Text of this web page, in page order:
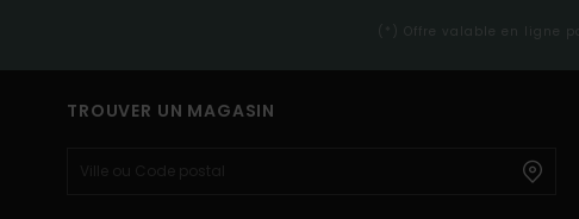
(*) Offre valable en ligne
TROUVER UN MAGASIN